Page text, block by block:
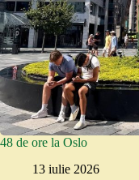
48 de ore la Oslo
13 iulie 2026